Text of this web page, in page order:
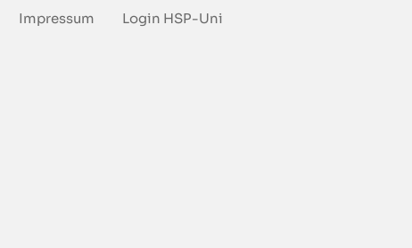
Impressum Login HSP-Uni